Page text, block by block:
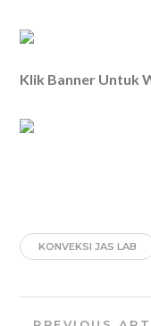
Klik Banner Untuk
KONVEKSI JAS LAB